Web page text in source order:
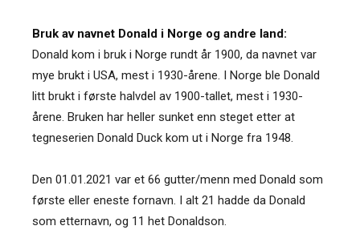
Bruk av navnet Donald i Norge og andre land:
Donald kom i bruk i Norge rundt år 1900, da navnet var
mye brukt i USA, mest i 1930-årene. I Norge ble Donald
litt brukt i første halvdel av 1900-tallet, mest i 1930-
årene. Bruken har heller sunket enn steget etter at
tegneserien Donald Duck kom ut i Norge fra 1948.
Den 01.01.2021 var et 66 gutter/menn med Donald som
første eller eneste fornavn. I alt 21 hadde da Donald
som etternavn, og 11 het Donaldson.